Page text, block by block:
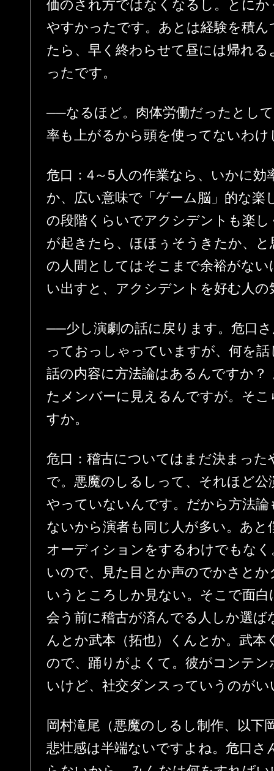
価のされ方ではなくなるし。とに
やすかったです。あとは経験を積
たら、早く終わらせて昼には帰れ
ったです。
──なるほど。肉体労働だったとし
率も上がるから頭を使ってないわけ
危口：4～5人の作業なら、いかに
か、広い意味で「ゲーム脳」的な楽
の段階くらいでアクシデントも楽
が起きたら、ほほぅそうきたか、
の人間としてはそこまで余裕がな
い出すと、アクシデントを好む人
──少し演劇の話に戻ります。危口
っておっしゃっていますが、何を
話の内容に方法論はあるんですか？
たメンバーに見えるんですが。そ
すか。
危口：稽古についてはまだ決まっ
で。悪魔のしるしって、それほど
やっていないんです。だから方法
ないから演者も同じ人が多い。あ
オーディションをするわけでもな
いので、見た目とか声のでかさと
いうところしか見ない。そこで面
会う前に稽古が済んでる人しか選ば
んとか武本（拓也）くんとか。武
ので、踊りがよくて。彼がコンテ
いけど、社交ダンスっていうのがい
岡村滝尾（悪魔のしるし制作、以下
悲壮感は半端ないですよね。危口